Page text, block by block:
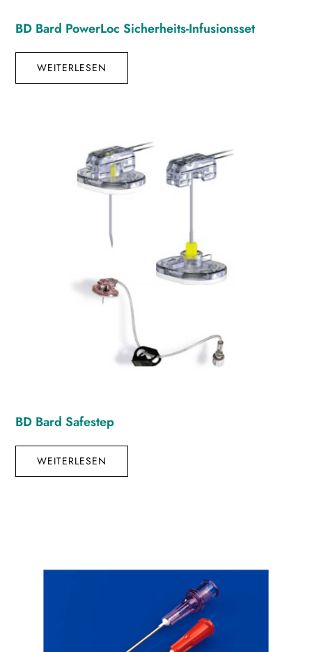
BD Bard PowerLoc Sicherheits-Infusionsset
WEITERLESEN
BD Bard Safestep
WEITERLESEN